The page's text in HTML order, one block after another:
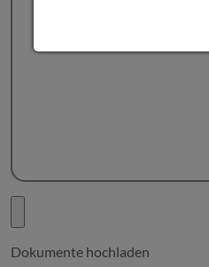
Dokumente hochladen